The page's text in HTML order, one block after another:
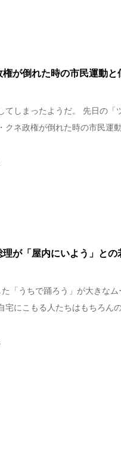
が倒れた時の市民運動と
てしまったようだ。 先日の「
クネ政権が倒れた時の市民運
が「屋内にいよう」との
「うちで踊ろう」が大きなム
宅にこもる人たちはもちろん